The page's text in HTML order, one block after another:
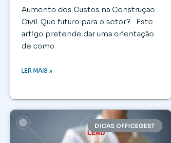
Aumento dos Custos na Construção
Civil. Que futuro para o setor? Este
artigo pretende dar uma orientação
de como
LER MAIS »
DICAS OFFICEGEST